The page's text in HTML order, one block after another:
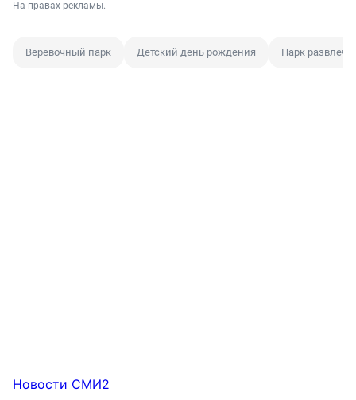
На правах рекламы.
Веревочный парк Детский день рождения Парк
Новости СМИ2